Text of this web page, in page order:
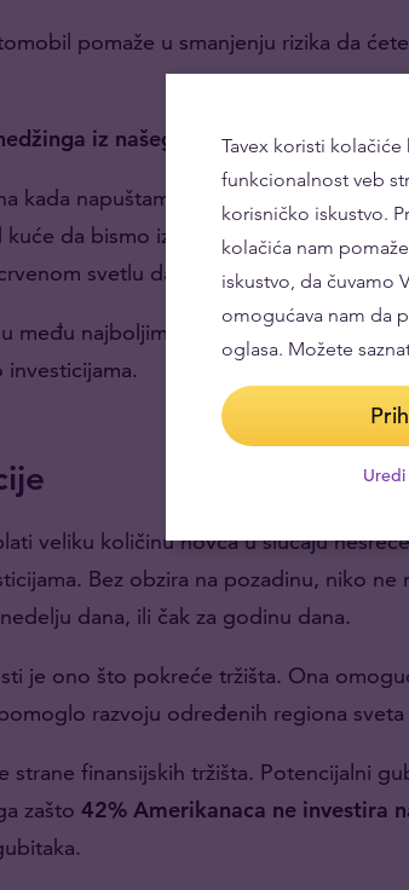
pomaže u smanjenju rizika da
iz našeg svakodnevnog života
kada napuštamo kuću u slučaju da
da bismo izbegli saobraćaj i ne
svetlu da ne bismo nekoga
među najboljim načinima da se razume
veliku količinu novca u slučaju
Bez obzira na pozadinu, niko
dana, ili čak za godinu dana.
je ono što pokreće tržišta. Ona
razvoju određenih regiona
strane finansijskih tržišta. Potencijalni
zašto 42% Amerikanaca ne investira
Tavex koristi
funkcionalnost veb
korisničko iskustvo.
kolačića nam
iskustvo, da čuvamo
omogućava nam da
oglasa. Možete
Uredi